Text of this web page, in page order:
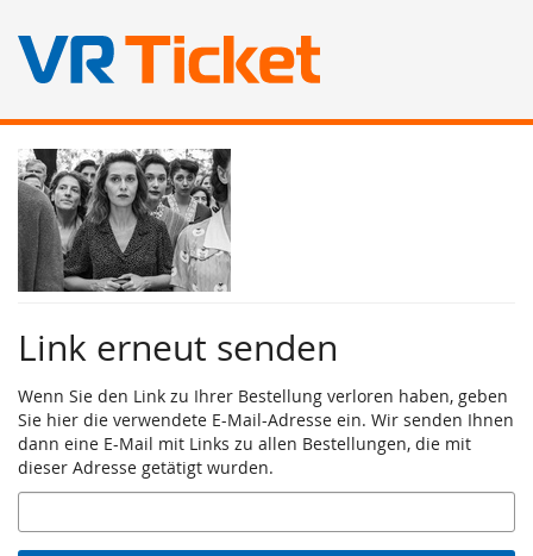
Zum
Haupt-
Inhalt
springen
Link erneut senden
Wenn Sie den Link zu Ihrer Bestellung verloren haben, geben
Sie hier die verwendete E-Mail-Adresse ein. Wir senden Ihnen
dann eine E-Mail mit Links zu allen Bestellungen, die mit
dieser Adresse getätigt wurden.
E-
Mail